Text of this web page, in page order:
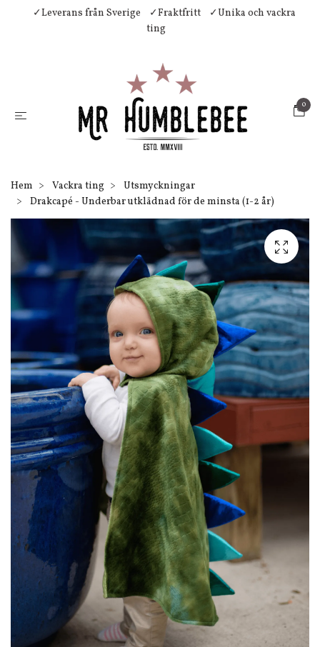
✓Leverans från Sverige ✓Fraktfritt
✓Unika och vackra
ting
0
Hem Vackra ting
Utsmyckningar
Drakcapé - Underbar utklädnad för de minsta (1-2 år)